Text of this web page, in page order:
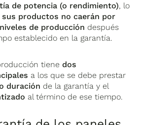
de potencia (o rendimiento), lo
sus productos no caerán por
de producción después
establecido en la garantía.
tiene dos
a los que se debe prestar
duración de la garantía y el
al término de ese tiempo.